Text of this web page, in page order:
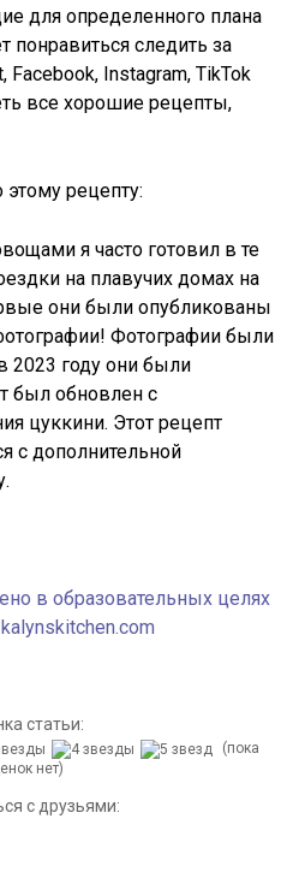
для определенного плана
понравиться следить за
Facebook, Instagram, TikTok
все хорошие рецепты,
рецепту:
я часто готовил в те
на плавучих домах на
они были опубликованы
Фотографии были
2023 году они были
был обновлен с
цуккини. Этот рецепт
с дополнительной
в образовательных целях
статьи:
(пока
нет)
с друзьями: